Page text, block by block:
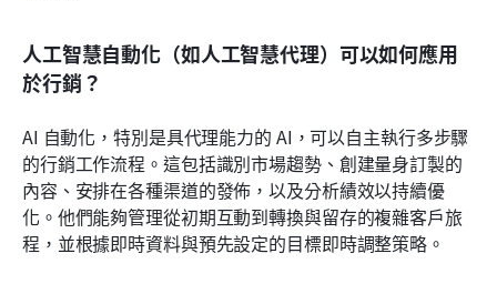
人工智慧自動化（如人工智慧代理）可以如何應用
於行銷？
AI 自動化，特別是具代理能力的 AI，可以自主執行多步驟
的行銷工作流程。這包括識別市場趨勢、創建量身訂製的
內容、安排在各種渠道的發佈，以及分析績效以持續優
化。他們能夠管理從初期互動到轉換與留存的複雜客戶旅
程，並根據即時資料與預先設定的目標即時調整策略。